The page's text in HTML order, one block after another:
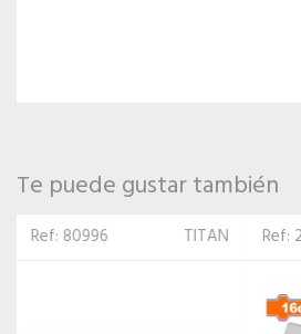
Te puede gustar también
Ref: 28295 WADFOW Ref: